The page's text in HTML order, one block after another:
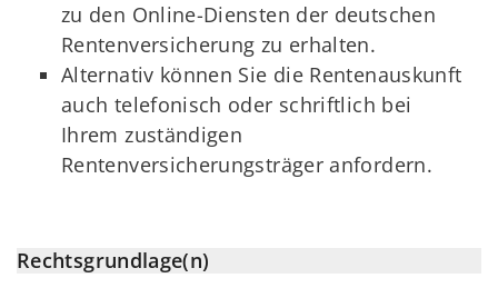
zu den Online-Diensten der deutschen
Rentenversicherung zu erhalten.
Alternativ können Sie die Rentenauskunft
auch telefonisch oder schriftlich bei
Ihrem zuständigen
Rentenversicherungsträger anfordern.
Rechtsgrundlage(n)